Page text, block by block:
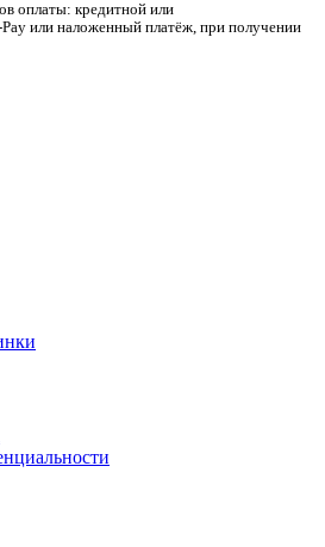
оплаты: кредитной или
Pay или наложенный платёж, при получении